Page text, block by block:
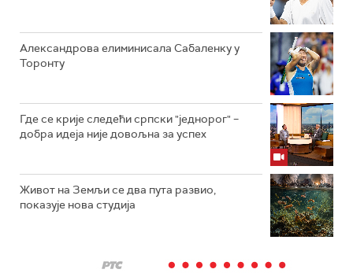
Александрова елиминисала Сабаленку у
Торонту
Где се крије следећи српски "једнорог" –
добра идеја није довољна за успех
Живот на Земљи се два пута развио,
показује нова студија